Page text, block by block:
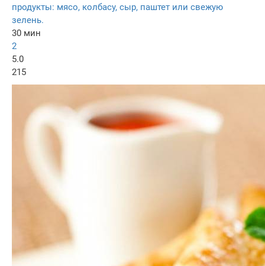
продукты: мясо, колбасу, сыр, паштет или свежую
зелень.
30 мин
2
5.0
215